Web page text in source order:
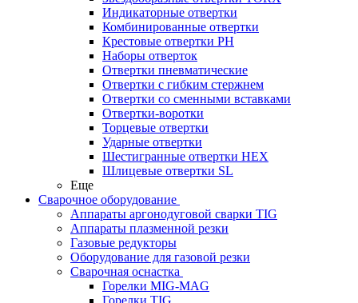
Индикаторные отвертки
Комбинированные отвертки
Крестовые отвертки PH
Наборы отверток
Отвертки пневматические
Отвертки с гибким стержнем
Отвертки со сменными вставками
Отвертки-воротки
Торцевые отвертки
Ударные отвертки
Шестигранные отвертки HEX
Шлицевые отвертки SL
Еще
Сварочное оборудование
Аппараты аргонодуговой сварки TIG
Аппараты плазменной резки
Газовые редукторы
Оборудование для газовой резки
Сварочная оснастка
Горелки MIG-MAG
Горелки TIG